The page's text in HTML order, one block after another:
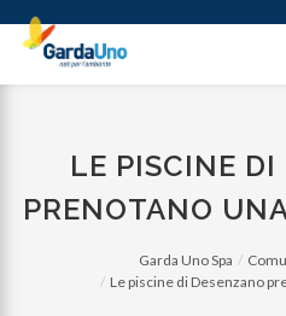
Gardauno
Spa
LE PISCINE DI
PRENOTANO
Garda Uno Spa
Le piscine di Desenzano